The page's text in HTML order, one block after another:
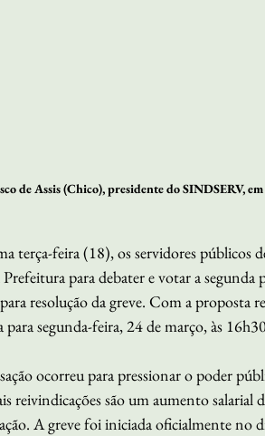
de Assis (Chico), presidente do SINDSERV,
terça-feira (18), os servidores públicos
para debater e votar a
resolução da greve. Com a proposta
para segunda-feira, 24 de março, às
ocorreu para pressionar o poder
reivindicações são um aumento
A greve foi iniciada oficialmente no